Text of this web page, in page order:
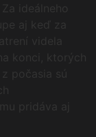
ideálneho
aj keď za
videla
konci, ktorých
počasia sú
pridáva aj